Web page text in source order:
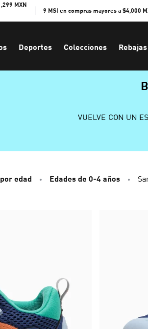
MXN
9 MSI en compras mayores a $4,000
Deportes Colecciones
VUELVE CON UN
edad Edades de 0-4 años